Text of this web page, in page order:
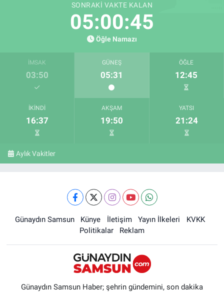
SONRAKI VAKTE KALAN
05:00:44
Öğle Namazı
İMSAK
03:50
GÜNEŞ
05:31
ÖĞLE
12:45
İKINDI
16:37
AKŞAM
19:50
YATSI
21:24
Aylık Vakitler
Günaydın Samsun Künye İletişim Yayın İlkeleri
KVKK
Politikalar
Reklam
Günaydın Samsun Haber; şehrin gündemini, son dakika